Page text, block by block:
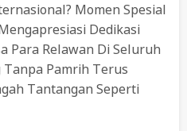
Momen Spesial
Dedikasi
Para Relawan Di Seluruh
Tanpa Pamrih Terus
Tantangan Seperti